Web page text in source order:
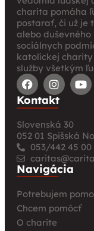
charita pomáha
postarať, či už je
alebo
sociálnych
katolíckej charity
služby všetkým
Kontakt
Slovenská 30
052 01 Spišská
053/442 45 00
Navigácia
Potrebujem
Chcem pomôcť
O charite